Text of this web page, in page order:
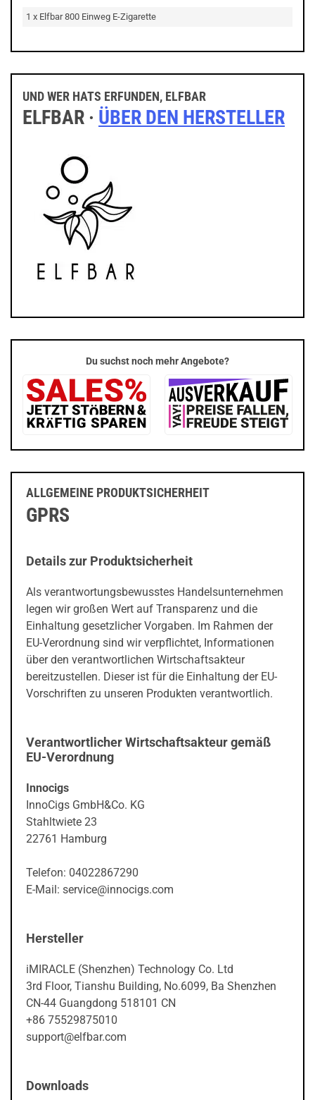
1 x Elfbar 800 Einweg E-Zigarette
UND WER HATS ERFUNDEN, ELFBAR
ELFBAR · ÜBER DEN HERSTELLER
Du suchst noch mehr Angebote?
ALLGEMEINE PRODUKTSICHERHEIT
GPRS
Details zur Produktsicherheit
Als verantwortungsbewusstes Handelsunternehmen
legen wir großen Wert auf Transparenz und die
Einhaltung gesetzlicher Vorgaben. Im Rahmen der
EU-Verordnung sind wir verpflichtet, Informationen
über den verantwortlichen Wirtschaftsakteur
bereitzustellen. Dieser ist für die Einhaltung der EU-
Vorschriften zu unseren Produkten verantwortlich.
Verantwortlicher Wirtschaftsakteur gemäß
EU-Verordnung
Innocigs
InnoCigs GmbH&Co. KG
Stahltwiete 23
22761 Hamburg
Telefon: 04022867290
E-Mail: service@innocigs.com
Hersteller
iMIRACLE (Shenzhen) Technology Co. Ltd
3rd Floor, Tianshu Building, No.6099, Ba Shenzhen
CN-44 Guangdong 518101 CN
+86 75529875010
support@elfbar.com
Downloads